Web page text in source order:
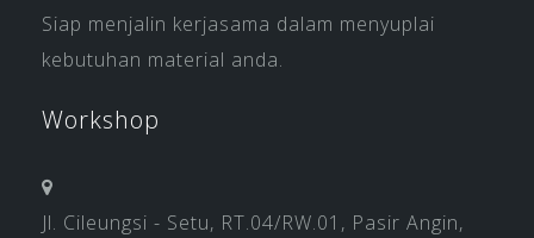
Siap menjalin kerjasama dalam menyuplai
kebutuhan material anda.
Workshop
Jl. Cileungsi - Setu, RT.04/RW.01, Pasir Angin,